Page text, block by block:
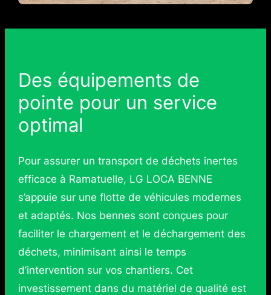
Des équipements de
pointe pour un service
optimal
Pour assurer un transport de déchets inertes
efficace à Ramatuelle, LG LOCA BENNE
s’appuie sur une flotte de véhicules modernes
et adaptés. Nos bennes sont conçues pour
faciliter le chargement et le déchargement des
déchets, minimisant ainsi le temps
d’intervention sur vos chantiers. Cet
investissement dans du matériel de qualité est